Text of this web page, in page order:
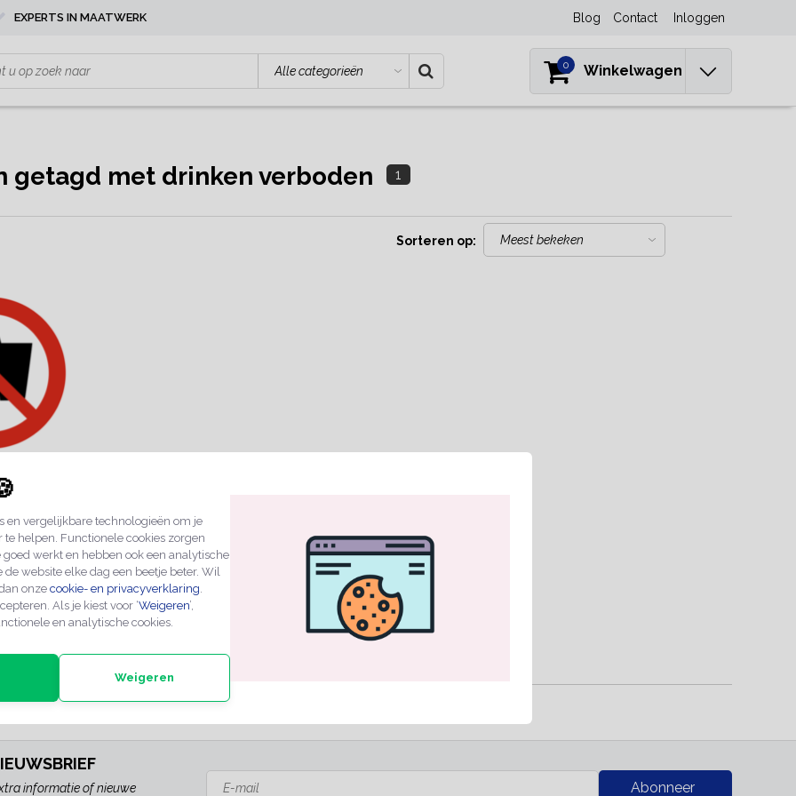
en vergelijkbare technologieën om je
te helpen. Functionele cookies zorgen
werkt en hebben ook een analytische
website elke dag een beetje beter. Wil
onze cookie- en privacyverklaring
Als je kiest voor ‘Weigeren’,
en analytische cookies.
Weigeren
EXPERTS IN MAATWERK Blog Contact Inloggen
0 Winkelwagen
getagd met drinken verboden 1
Sorteren op:
verboden
PROFESSIONELE KWALITEIT
informatie of nieuwe Abonneer